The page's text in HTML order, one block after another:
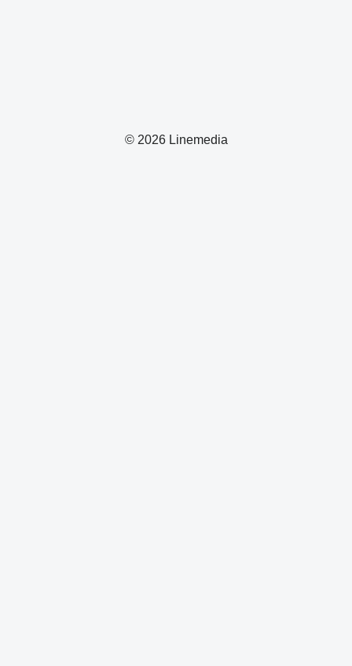
© 2026 Linemedia